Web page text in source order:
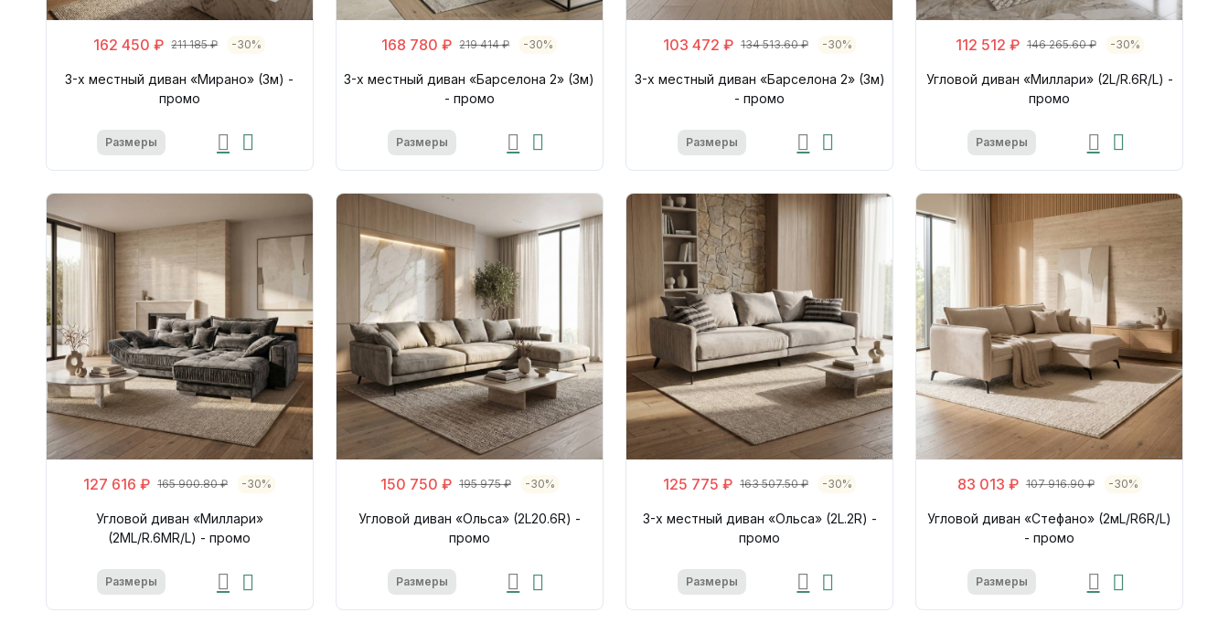
162 450 ₽ 211 185 ₽ -30%
3-х местный диван «Мирано» (3м) -
промо
Размеры
168 780 ₽ 219 414 ₽ -30%
3-х местный диван «Барселона 2» (3м)
- промо
Размеры
103 472 ₽ 134 513.60 ₽ -30%
3-х местный диван «Барселона 2» (3м)
- промо
Размеры
112 512 ₽ 146 265.60 ₽ -30%
Угловой диван «Миллари» (2L/R.6R/L) -
промо
Размеры
127 616 ₽ 165 900.80 ₽ -30%
Угловой диван «Миллари»
(2ML/R.6MR/L) - промо
Размеры
150 750 ₽ 195 975 ₽ -30%
Угловой диван «Ольса» (2L20.6R) -
промо
Размеры
125 775 ₽ 163 507.50 ₽ -30%
3-х местный диван «Ольса» (2L.2R) -
промо
Размеры
83 013 ₽ 107 916.90 ₽ -30%
Угловой диван «Стефано» (2мL/R6R/L)
- промо
Размеры